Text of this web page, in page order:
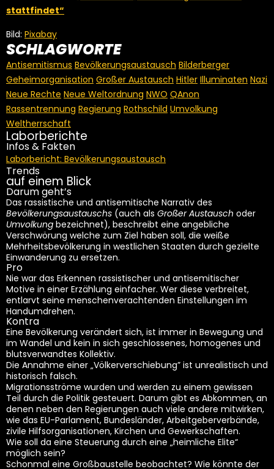
stattfindet“
Bild: Pixabay
SCHLAGWORTE
Antisemitismus Bevölkerungsaustausch Bilderberger
Geheimorganisation Großer Austausch Hitler Illuminaten Nazi
Neue Rechte Neue Weltordnung NWO QAnon
Rassentrennung Regierung Rothschild Umvolkung
Weltherrschaft
Laborberichte
Infos & Fakten
Laborbericht: Bevölkerungsaustausch
Trends
auf einem Blick
Darum geht’s
Das rassistische und antisemitische Narrativ des
Bevölkerungsaustauschs (auch als Großer Austausch oder
Umvolkung bezeichnet), beschreibt eine angebliche
Verschwörung welche zum Ziel haben soll, die weiße
Mehrheitsbevölkerung in westlichen Staaten durch gezielte
Einwanderung zu ersetzen.
Pro
Nie war das Erkennen rassistischer und antisemitischer
Motive in einer Erzählung einfacher. Wer diese verbreitet,
entlarvt seine menschenverachtenden Einstellungen im
Handumdrehen.
Kontra
Eine Bevölkerung verändert sich, ist immer in Bewegung und
im Wandel und kein in sich geschlossenes, homogenes und
blutsverwandtes Kollektiv.
Die Annahme einer „Völkerverschiebung” ist unrealistisch und
historisch falsch.
Migrationsströme wurden und werden zu einem gewissen
Teil durch die Politik gesteuert. Darum gibt es Abkommen, an
denen neben den Regierungen auch viele andere mitwirken,
wie das EU-Parlament, Bundesländer, Arbeitgeberverbände,
zivile Hilfsorganisationen, Kirchen und Gewerkschaften.
Wie soll da eine Steuerung durch eine „heimliche Elite“
möglich sein?
Schonmal eine Großbaustelle beobachtet? Wie könnte der